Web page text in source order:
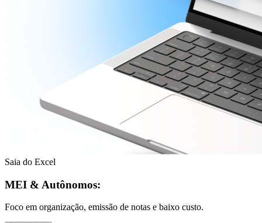
Saia do Excel
MEI & Autônomos:
Foco em organização, emissão de notas e baixo custo.